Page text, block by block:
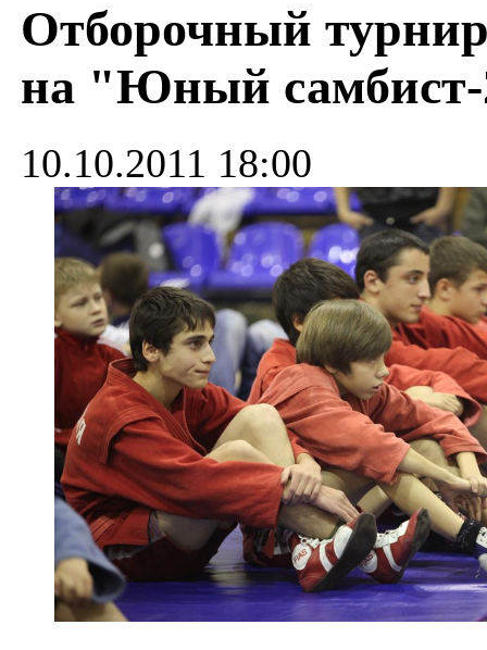
Отборочный
на "Юный самбист-
10.10.2011 18:00